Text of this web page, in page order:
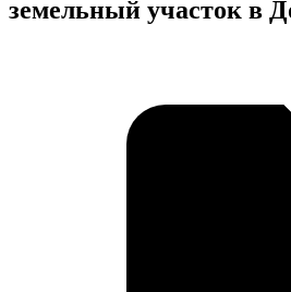
в
земельный участок в